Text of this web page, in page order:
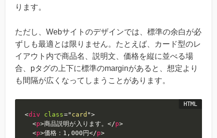
ります。
ただし、Webサイトのデザインでは、標準の余白が必
ずしも最適とは限りません。たとえば、カード型のレ
イアウト内で商品名、説明文、価格を縦に並べる場
合、pタグの上下に標準のmarginがあると、想定より
も間隔が広くなってしまうことがあります。
<div class=" card ">
<p>商品説明が入ります。</p>
<p>価格：1,000円</p>